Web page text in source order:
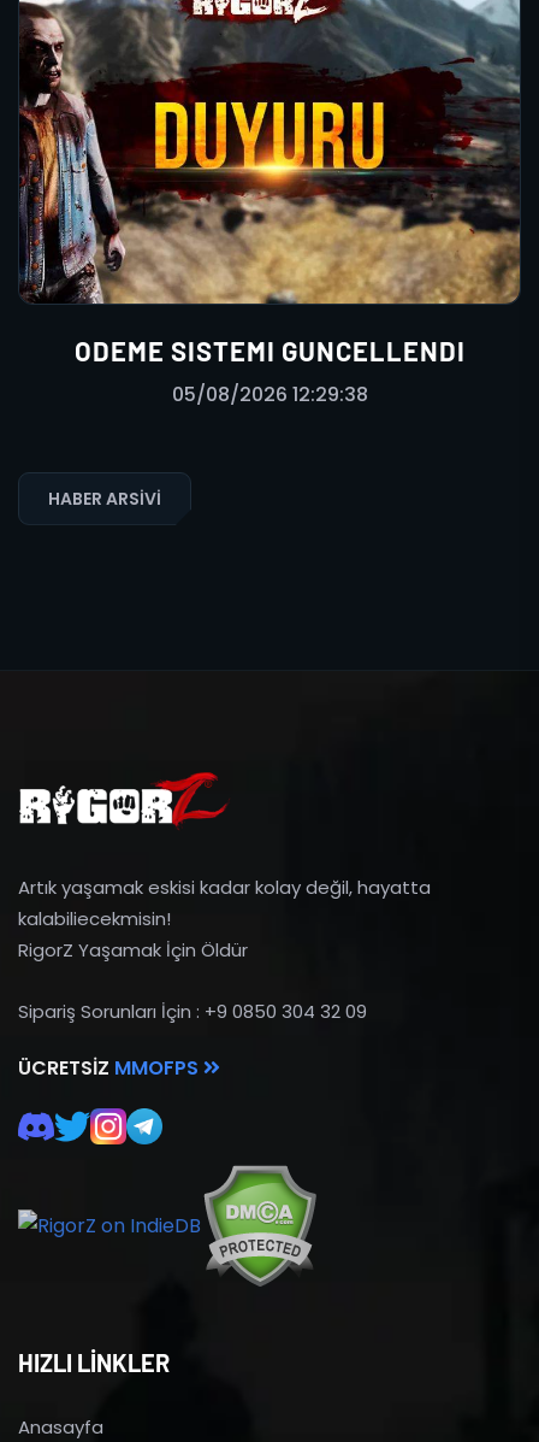
ODEME SISTEMI GUNCELLENDI
05/08/2026 12:29:38
HABER ARSIVI
Artık yaşamak eskisi kadar kolay değil, hayatta
kalabiliecekmisin!
RigorZ Yaşamak İçin Öldür
Sipariş Sorunları İçin : +9 0850 304 32 09
ÜCRETSIZ MMOFPS
HIZLI LİNKLER
Anasayfa